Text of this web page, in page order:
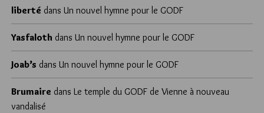
liberté dans Un nouvel hymne pour le GODF
Yasfaloth dans Un nouvel hymne pour le GODF
Joab’s dans Un nouvel hymne pour le GODF
Brumaire dans Le temple du GODF de Vienne à nouveau
vandalisé